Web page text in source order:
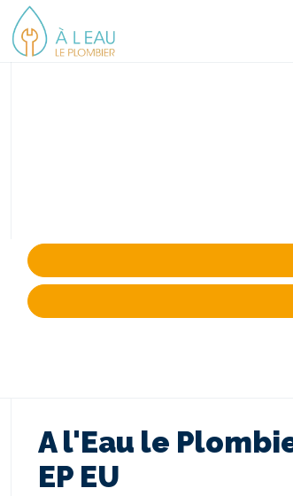
A l'Eau le
EP EU